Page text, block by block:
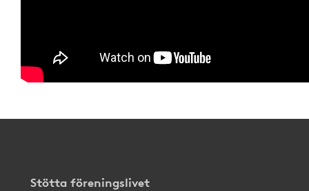
Stötta föreningslivet